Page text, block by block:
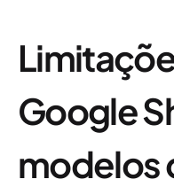
Google
modelos